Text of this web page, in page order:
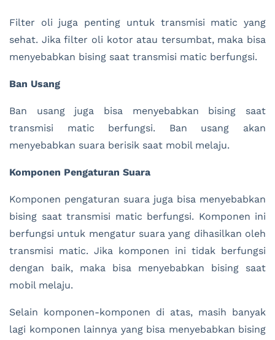
Filter oli juga penting untuk transmisi matic yang
sehat. Jika filter oli kotor atau tersumbat, maka bisa
menyebabkan bising saat transmisi matic berfungsi.
Ban Usang
Ban usang juga bisa menyebabkan bising saat
transmisi matic berfungsi. Ban usang akan
menyebabkan suara berisik saat mobil melaju.
Komponen Pengaturan Suara
Komponen pengaturan suara juga bisa menyebabkan
bising saat transmisi matic berfungsi. Komponen ini
berfungsi untuk mengatur suara yang dihasilkan oleh
transmisi matic. Jika komponen ini tidak berfungsi
dengan baik, maka bisa menyebabkan bising saat
mobil melaju.
Selain komponen-komponen di atas, masih banyak
lagi komponen lainnya yang bisa menyebabkan bising